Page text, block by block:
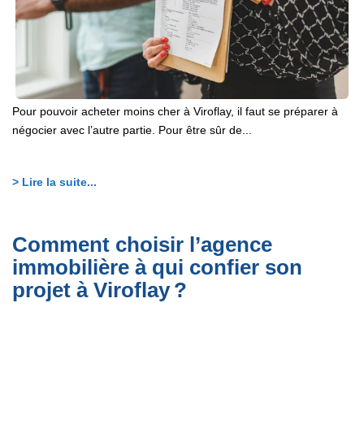
Pour pouvoir acheter moins cher à Viroflay, il faut se préparer à
négocier avec l’autre partie. Pour être sûr de...
> Lire la suite...
Comment choisir l’agence
immobilière à qui confier son
projet à Viroflay ?